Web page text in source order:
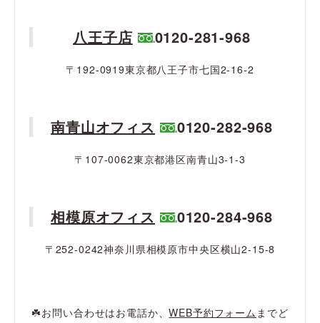
八王子店 0120-281-968
〒192-0919東京都八王子市七国2-16-2
南青山オフィス 0120-282-968
〒107-0062東京都港区南青山3-1-3
相模原オフィス 0120-284-968
〒252-0242神奈川県相模原市中央区横山2-15-8
☘️お問い合わせはお電話か、WEB予約フォーム までど